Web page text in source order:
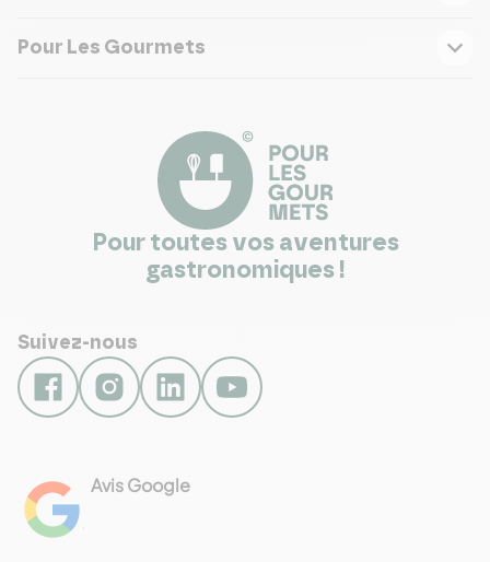
Pour Les Gourmets
Pour toutes vos aventures
gastronomiques !
Suivez-nous
Avis Google